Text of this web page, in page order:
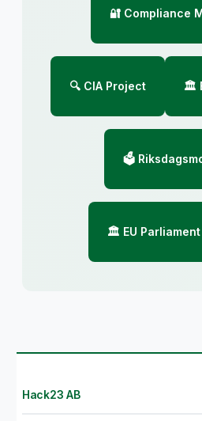
🔐 Compliance
🔍 CIA Project 🏛️
🗳️
🏛️ EU
Hack23 AB